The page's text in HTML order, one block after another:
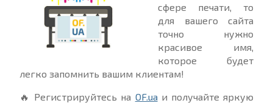
сфере печати, то
для вашего сайта
точно нужно
красивое имя,
которое будет
легко запомнить вашим клиентам!
🔥 Регистрируйтесь на OF.ua и получайте яркую